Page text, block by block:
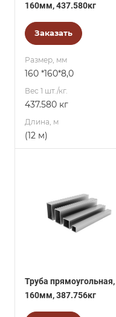
160мм, 437.580кг
Заказать
Размер, мм
160 *160*8,0
Вес 1 шт./кг.
437.580 кг
Длина, м
(12 м)
Труба прямоугольная,
160мм, 387.756кг